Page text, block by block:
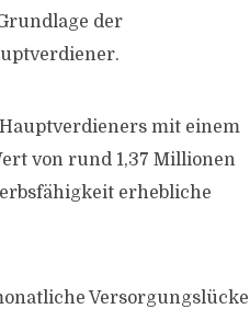
der
mit einem
von rund 1,37 Millionen
erhebliche
Versorgungslücke